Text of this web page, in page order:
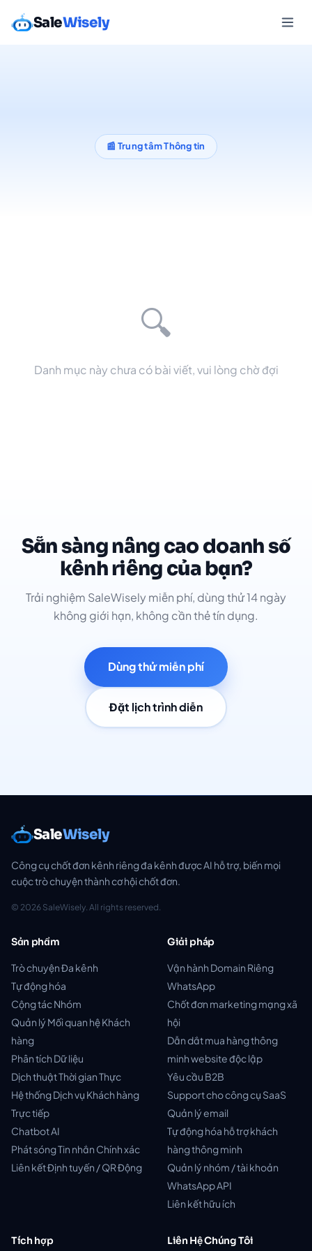
SaleWisely
📰 Trung tâm Thông tin
🔍
Danh mục này chưa có bài viết, vui lòng chờ đợi
Sẵn sàng nâng cao doanh số
kênh riêng của bạn?
Trải nghiệm SaleWisely miễn phí, dùng thử 14 ngày
không giới hạn, không cần thẻ tín dụng.
Dùng thử miễn phí
Đặt lịch trình diễn
SaleWisely
Công cụ chốt đơn kênh riêng đa kênh được AI hỗ trợ, biến mọi
cuộc trò chuyện thành cơ hội chốt đơn.
© 2026 SaleWisely. All rights reserved.
Sản phẩm
Trò chuyện Đa kênh
Tự động hóa
Cộng tác Nhóm
Quản lý Mối quan hệ Khách
hàng
Phân tích Dữ liệu
Dịch thuật Thời gian Thực
Hệ thống Dịch vụ Khách hàng
Trực tiếp
Chatbot AI
Phát sóng Tin nhắn Chính xác
Liên kết Định tuyến / QR Động
Giải pháp
Vận hành Domain Riêng
WhatsApp
Chốt đơn marketing mạng xã
hội
Dẫn dắt mua hàng thông
minh website độc lập
Yêu cầu B2B
Support cho công cụ SaaS
Quản lý email
Tự động hóa hỗ trợ khách
hàng thông minh
Quản lý nhóm / tài khoản
WhatsApp API
Liên kết hữu ích
Tích hợp Liên Hệ Chúng Tôi